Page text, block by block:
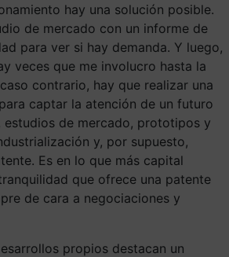
hay una solución posible.
de mercado con un informe de
para ver si hay demanda. Y luego,
veces que me involucro hasta la
contrario, hay que realizar una
captar la atención de un futuro
estudios de mercado, prototipos y
y, por supuesto,
Es en lo que más capital
que ofrece una patente
de cara a negociaciones y
propios destacan un